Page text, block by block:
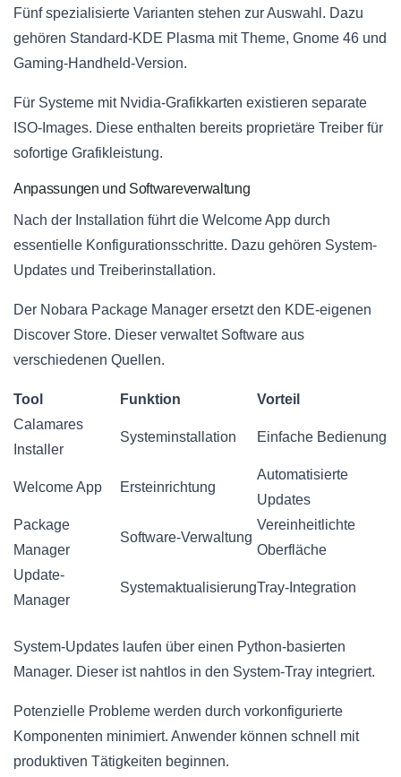
Fünf spezialisierte Varianten stehen zur Auswahl. Dazu
gehören Standard-KDE Plasma mit Theme, Gnome 46 und
Gaming-Handheld-Version.
Für Systeme mit Nvidia-Grafikkarten existieren separate
ISO-Images. Diese enthalten bereits proprietäre Treiber für
sofortige Grafikleistung.
Anpassungen und Softwareverwaltung
Nach der Installation führt die Welcome App durch
essentielle Konfigurationsschritte. Dazu gehören System-
Updates und Treiberinstallation.
Der Nobara Package Manager ersetzt den KDE-eigenen
Discover Store. Dieser verwaltet Software aus
verschiedenen Quellen.
Tool Funktion
Vorteil
Calamares
Installer
Systeminstallation Einfache Bedienung
Welcome App Ersteinrichtung
Automatisierte
Updates
Package
Manager
Software-Verwaltung
Vereinheitlichte
Oberfläche
Update-
Manager
SystemaktualisierungTray-Integration
System-Updates laufen über einen Python-basierten
Manager. Dieser ist nahtlos in den System-Tray integriert.
Potenzielle Probleme werden durch vorkonfigurierte
Komponenten minimiert. Anwender können schnell mit
produktiven Tätigkeiten beginnen.